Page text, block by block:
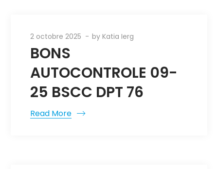
2 octobre 2025 byKatia Ierg
BONS
AUTOCONTROLE 09-
25 BSCC DPT 76
Read More